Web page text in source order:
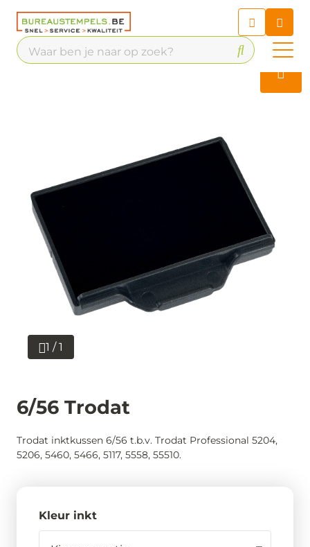
Chat 24/7 met onze chatbot
voor hulp
Contact
1 / 1
6/56 Trodat
Trodat inktkussen 6/56 t.b.v. Trodat Professional 5204,
5206, 5460, 5466, 5117, 5558, 55510.
Kleur inkt